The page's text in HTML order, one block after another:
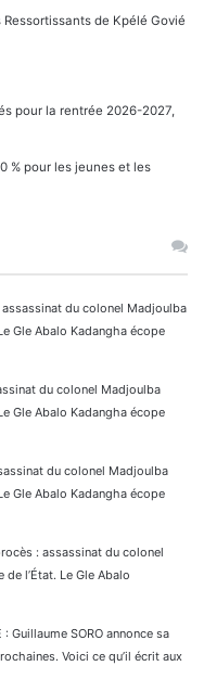
de Kpélé Govié
pour la rentrée 2026-2027,
% pour les jeunes et les
du colonel Madjoulba
Gle Abalo Kadangha écope
du colonel Madjoulba
Gle Abalo Kadangha écope
du colonel Madjoulba
Gle Abalo Kadangha écope
: assassinat du colonel
l’État. Le Gle Abalo
: Guillaume SORO annonce sa
Voici ce qu’il écrit aux